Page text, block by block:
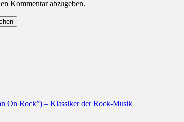
Kommentar abzugeben.
On Rock”) – Klassiker der Rock-Musik